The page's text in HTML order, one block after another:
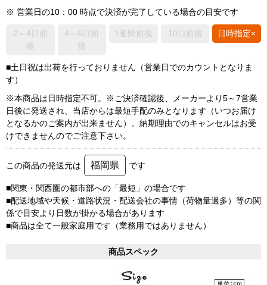
※ 営業日の10：00 時点で決済が完了している場合の目安です
2～4日前
後
4～6日前
後
1週間前後 10日前後 日時指定×
■土日祝は出荷を行っておりません（営業日でのカウントとなりま
す）
※本商品は日時指定不可。※ご決済確認後、メーカーより5～7営業
日後に発送され、当店からは最短手配のみとなります（いつお届け
となるかのご案内が出来ません）。納期理由でのキャンセルはお受
けできませんのでご注意下さい。
この商品の発送元は 福岡県 です
■関東・関西圏の都市部への「最短」の場合です
■配送地域や天候・道路状況・配送会社の事情（荷物量過多）等の関
係で目安より日数が掛かる場合があります
■商品は全て一般家庭用です（業務用ではありません）
商品スペック